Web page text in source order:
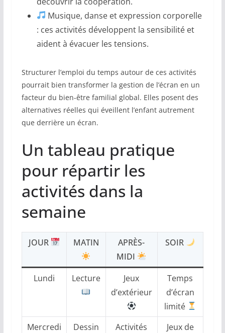
Musique, danse et expression corporelle
: ces activités développent la sensibilité et
aident à évacuer les tensions.
Structurer l’emploi du temps autour de ces activités
pourrait bien transformer la gestion de l’écran en un
facteur du bien-être familial global. Elles posent des
alternatives réelles qui éveillent l’enfant autrement
que derrière un écran.
Un tableau pratique
pour répartir les
activités dans la
semaine
JOUR MATIN
APRÈS-
MIDI
SOIR
Lundi Lecture
Jeux
d’extérieur
Temps
d’écran
limité
Mercredi
Dessin
Activités
Jeux de